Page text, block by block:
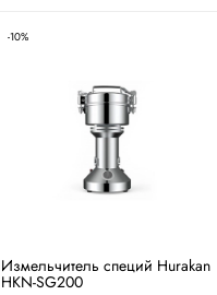
-10%
Измельчитель специй Hurakan
HKN-SG200